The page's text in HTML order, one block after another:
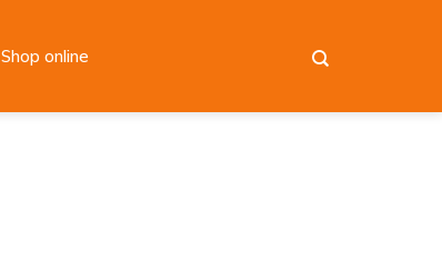
Shop online